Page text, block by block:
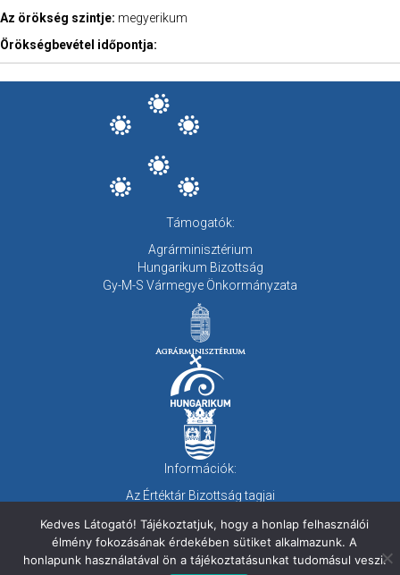
Az örökség szintje: megyerikum
Örökségbevétel időpontja:
Támogatók:
Agrárminisztérium
Hungarikum Bizottság
Gy-M-S Vármegye Önkormányzata
Információk:
Az Értéktár Bizottság tagjai
Adatvédelmi irányelvek
Impresszum
Kedves Látogató! Tájékoztatjuk, hogy a honlap felhasználói
élmény fokozásának érdekében sütiket alkalmazunk. A
honlapunk használatával ön a tájékoztatásunkat tudomásul veszi.